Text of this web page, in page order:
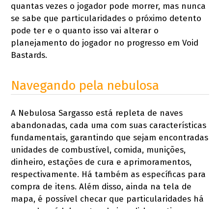
quantas vezes o jogador pode morrer, mas nunca
se sabe que particularidades o próximo detento
pode ter e o quanto isso vai alterar o
planejamento do jogador no progresso em Void
Bastards.
Navegando pela nebulosa
A Nebulosa Sargasso está repleta de naves
abandonadas, cada uma com suas características
fundamentais, garantindo que sejam encontradas
unidades de combustível, comida, munições,
dinheiro, estações de cura e aprimoramentos,
respectivamente. Há também as específicas para
compra de itens. Além disso, ainda na tela de
mapa, é possível checar que particularidades há